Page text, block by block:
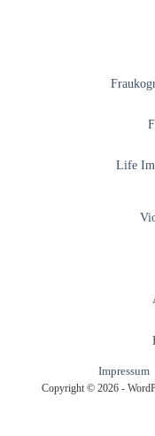
Life
Impressum
Copyright © 2026 -